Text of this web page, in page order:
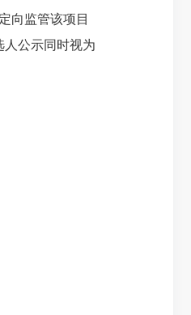
向监管该项目
人公示同时视为